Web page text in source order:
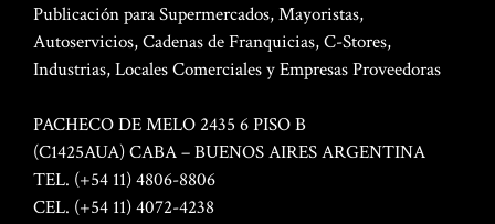
Publicación para Supermercados, Mayoristas,
Autoservicios, Cadenas de Franquicias, C-Stores,
Industrias, Locales Comerciales y Empresas Proveedoras
PACHECO DE MELO 2435 6 PISO B
(C1425AUA) CABA – BUENOS AIRES ARGENTINA
TEL. (+54 11) 4806-8806
CEL. (+54 11) 4072-4238